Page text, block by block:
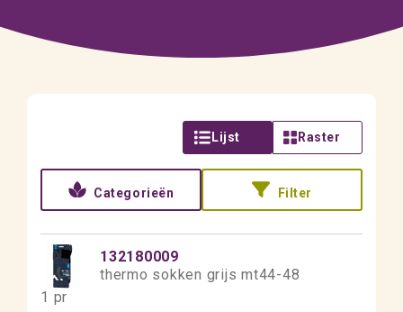
Lijst Raster
Categorieën Filter
132180009
thermo sokken grijs mt44-48
1 pr